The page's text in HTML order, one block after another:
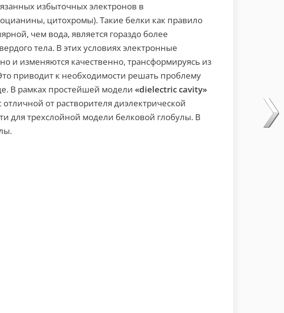
избыточных электронов в
цитохромы). Такие белки как правило
чем вода, является гораздо более
тела. В этих условиях электронные
и изменяются качественно, трансформируясь из
приводит к необходимости решать проблему
В рамках простейшей модели «dielectric cavity»
от растворителя диэлектрической
для трехслойной модели белковой глобулы. В